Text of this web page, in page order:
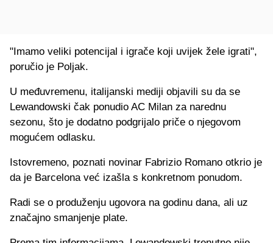
"Imamo veliki potencijal i igrače koji uvijek žele igrati",
poručio je Poljak.
U međuvremenu, italijanski mediji objavili su da se
Lewandowski čak ponudio AC Milan za narednu
sezonu, što je dodatno podgrijalo priče o njegovom
mogućem odlasku.
Istovremeno, poznati novinar Fabrizio Romano otkrio je
da je Barcelona već izašla s konkretnom ponudom.
Radi se o produženju ugovora na godinu dana, ali uz
značajno smanjenje plate.